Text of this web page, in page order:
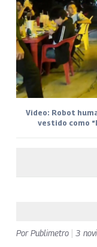
Video: Robot
vestido como
PorPublimetro 3